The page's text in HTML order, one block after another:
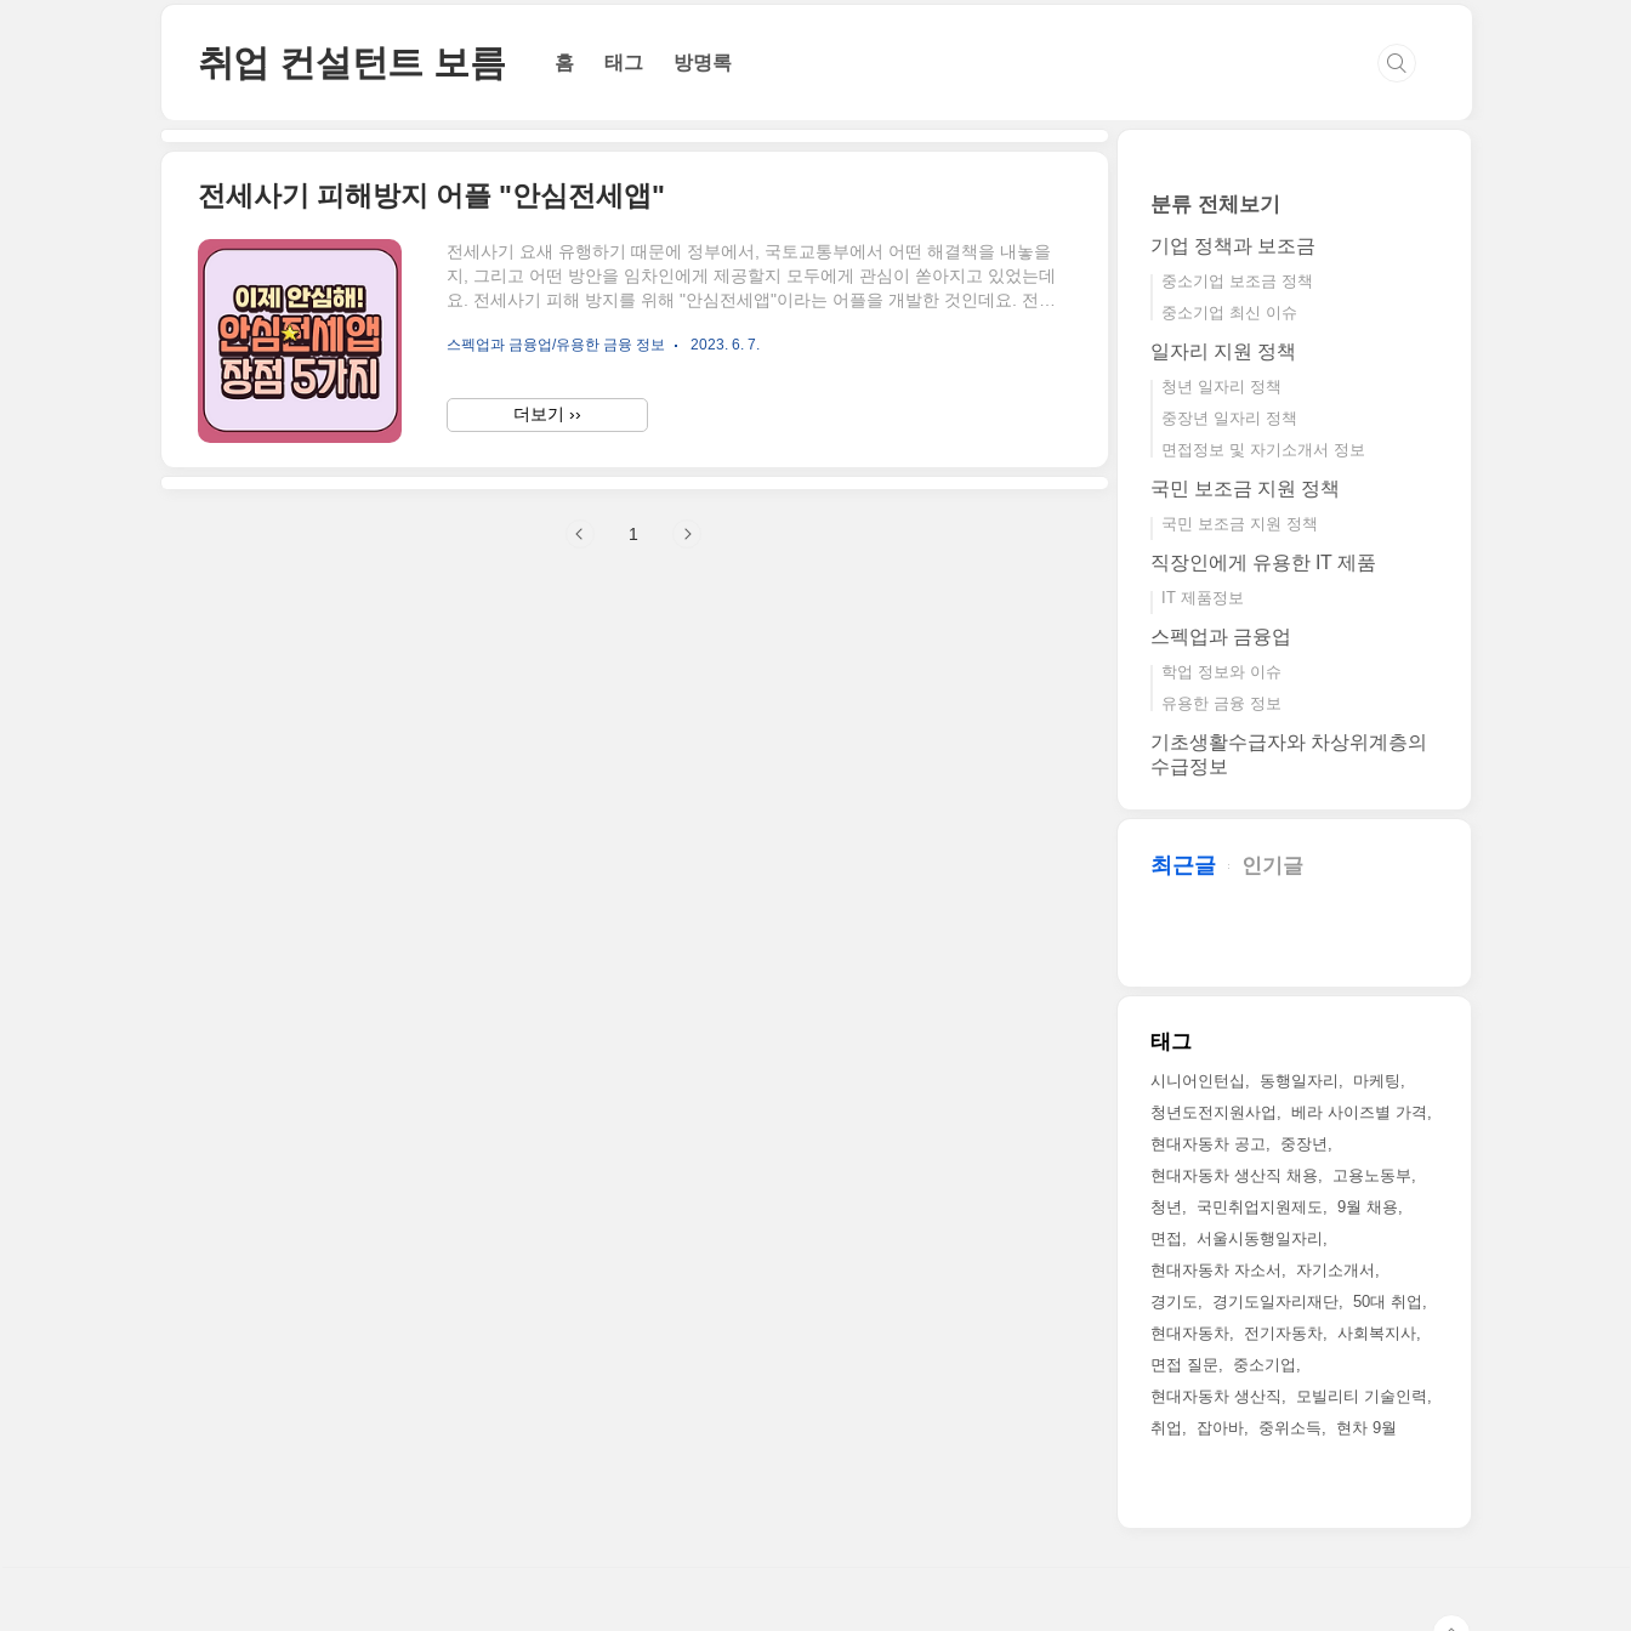
취업 컨설턴트 보름 홈 태그 방명록
전세사기 피해방지 어플 "안심전세앱"
전세사기 요새 유행하기 때문에 정부에서, 국토교통부에서 어떤 해결책을 내놓을
지, 그리고 어떤 방안을 임차인에게 제공할지 모두에게 관심이 쏟아지고 있었는데
요. 전세사기 피해 방지를 위해 "안심전세앱"이라는 어플을 개발한 것인데요. 전세
심전세앱은 두 가지 두 가지 종류가 있습니다. 하나는 주택도시보증공사에서 개발
의 차이점을 설명해 드릴게요. 안심전세앱 수도권의 아파트, 오피스텔, 빌라만 확인
이 가능한가요? 그렇지 않습니다. 본래 수도권의 아파트, 오피스텔, 빌라만 조회가
스펙업과 금융업/유용한 금융 정보 2023. 6. 7.
더보기 ››
1
분류 전체보기
기업 정책과 보조금
중소기업 보조금 정책
중소기업 최신 이슈
일자리 지원 정책
청년 일자리 정책
중장년 일자리 정책
면접정보 및 자기소개서 정보
국민 보조금 지원 정책
국민 보조금 지원 정책
직장인에게 유용한 IT 제품
IT 제품정보
스펙업과 금융업
학업 정보와 이슈
유용한 금융 정보
기초생활수급자와 차상위계층의
수급정보
최근글 인기글
태그
시니어인턴십 동행일자리
마케팅
청년도전지원사업
베라 사이즈별 가격
현대자동차 공고
중장년
현대자동차 생산직 채용
고용노동부
청년
국민취업지원제도
9월 채용
면접
서울시동행일자리
현대자동차 자소서
자기소개서
경기도
경기도일자리재단
50대 취업
현대자동차
전기자동차
사회복지사
면접 질문
중소기업
현대자동차 생산직
모빌리티 기술인력
취업
잡아바 중위소득 현차 9월